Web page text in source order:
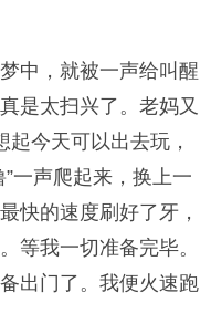
中，就被一声给叫醒
是太扫兴了。老妈又
今天可以出去玩，
一声爬起来，换上一
快的速度刷好了牙，
等我一切准备完毕。
出门了。我便火速跑